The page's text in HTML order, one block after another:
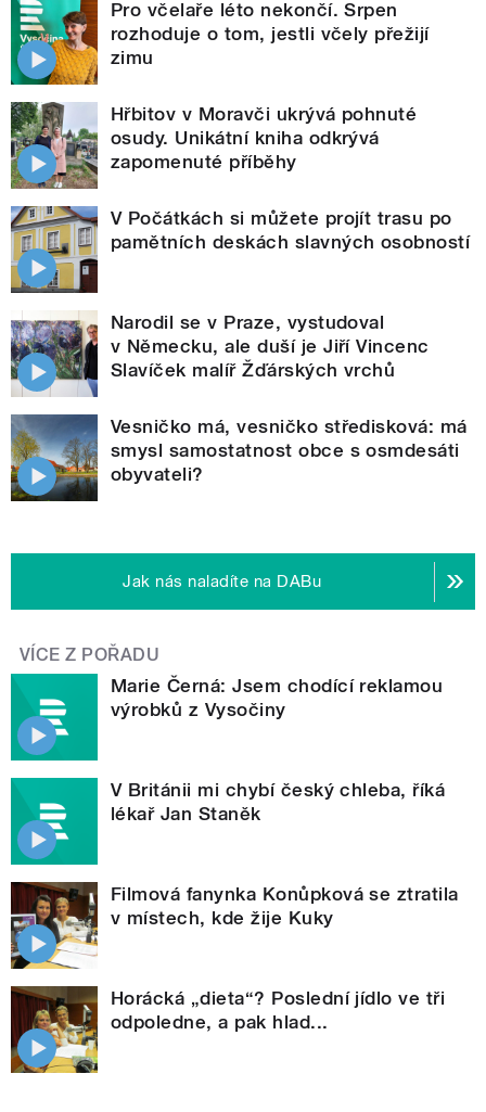
Pro včelaře léto nekončí. Srpen
rozhoduje o tom, jestli včely přežijí
zimu
Hřbitov v Moravči ukrývá pohnuté
osudy. Unikátní kniha odkrývá
zapomenuté příběhy
V Počátkách si můžete projít trasu po
pamětních deskách slavných osobností
Narodil se v Praze, vystudoval
v Německu, ale duší je Jiří Vincenc
Slavíček malíř Žďárských vrchů
Vesničko má, vesničko středisková: má
smysl samostatnost obce s osmdesáti
obyvateli?
Jak nás naladíte na DABu
VÍCE Z POŘADU
Marie Černá: Jsem chodící reklamou
výrobků z Vysočiny
V Británii mi chybí český chleba, říká
lékař Jan Staněk
Filmová fanynka Konůpková se ztratila
v místech, kde žije Kuky
Horácká „dieta“? Poslední jídlo ve tři
odpoledne, a pak hlad...